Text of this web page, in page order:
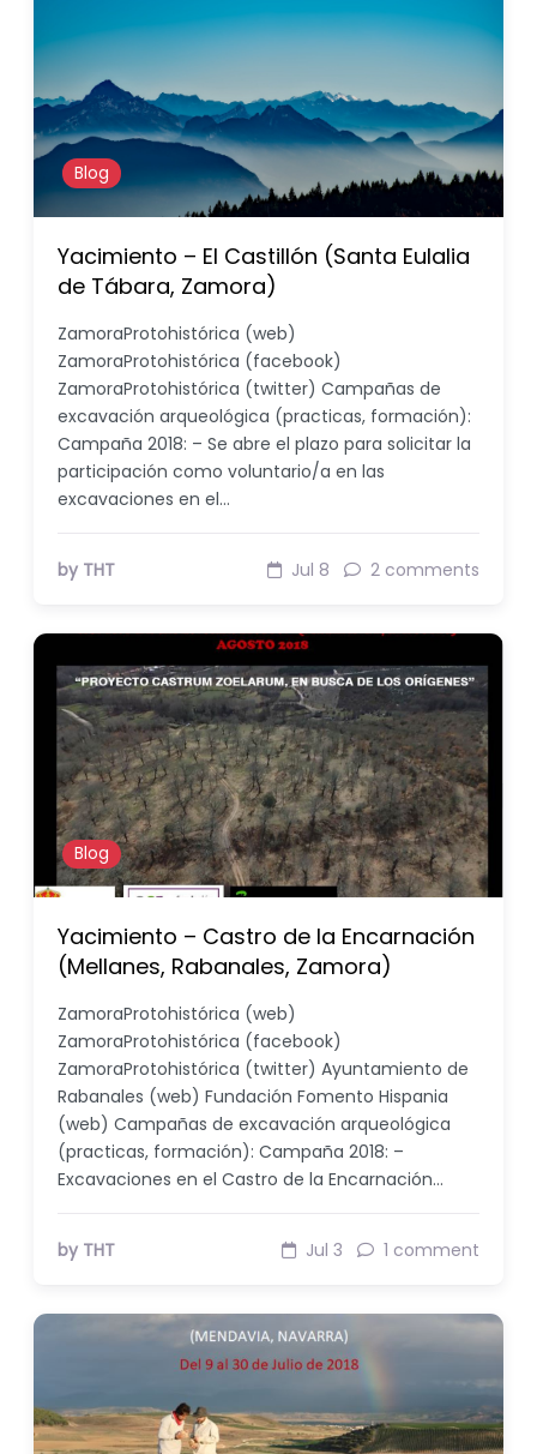
Blog
Yacimiento – El Castillón (Santa Eulalia
de Tábara, Zamora)
ZamoraProtohistórica (web)
ZamoraProtohistórica (facebook)
ZamoraProtohistórica (twitter) Campañas de
excavación arqueológica (practicas, formación):
Campaña 2018: – Se abre el plazo para solicitar la
participación como voluntario/a en las
excavaciones en el…
by THT Jul 8 2 comments
Blog
Yacimiento – Castro de la Encarnación
(Mellanes, Rabanales, Zamora)
ZamoraProtohistórica (web)
ZamoraProtohistórica (facebook)
ZamoraProtohistórica (twitter) Ayuntamiento de
Rabanales (web) Fundación Fomento Hispania
(web) Campañas de excavación arqueológica
(practicas, formación): Campaña 2018: –
Excavaciones en el Castro de la Encarnación…
by THT Jul 3 1 comment